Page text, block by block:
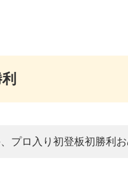
プロ入り初登板初勝利お